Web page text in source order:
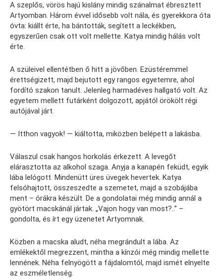
A szeplős, vörös hajú kislány mindig szánalmat ébresztett
Artyomban. Három évvel idősebb volt nála, és gyerekkora óta
óvta: kiállt érte, ha bántották, segített a leckékben,
egyszerűen csak ott volt mellette. Katya mindig hálás volt
érte.
A szüleivel ellentétben ő hitt a jövőben. Ezüstéremmel
érettségizett, majd bejutott egy rangos egyetemre, ahol
fordító szakon tanult. Jelenleg harmadéves hallgató volt. Az
egyetem mellett futárként dolgozott, apjától örökölt régi
autójával járt.
— Itthon vagyok! — kiáltotta, miközben belépett a lakásba.
Válaszul csak hangos horkolás érkezett. A levegőt
elárasztotta az alkohol szaga. Anyja a kanapén feküdt, egyik
lába lelógott. Mindenütt üres üvegek hevertek. Katya
felsóhajtott, összeszedte a szemetet, majd a szobájába
ment – órákra készült. De a gondolatai még mindig annál a
gyötört macskánál jártak. „Vajon hogy van most?..” –
gondolta, és írt egy üzenetet Artyomnak.
Közben a macska aludt, néha megrándult a lába. Az
emlékektől megrezzent, mintha a kínzói még mindig mellette
lennének. Néha felnyögött a fájdalomtól, majd ismét elnyelte
az eszméletlenség.